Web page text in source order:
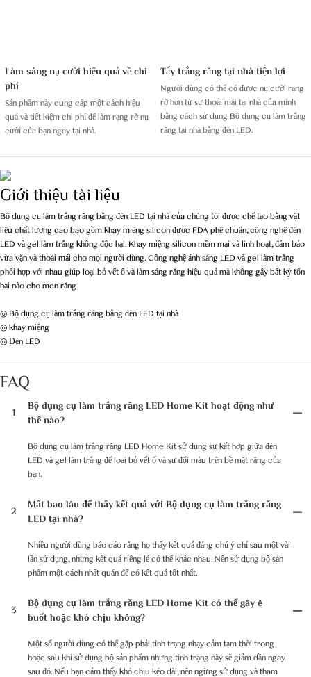
Làm sáng nụ cười hiệu quả về chi
phí
Sản phẩm này cung cấp một cách hiệu
quả và tiết kiệm chi phí để làm rạng rỡ nụ
cười của bạn ngay tại nhà.
Tẩy trắng răng tại nhà tiện lợi
Người dùng có thể có được nụ cười rạng
rỡ hơn từ sự thoải mái tại nhà của mình
bằng cách sử dụng Bộ dụng cụ làm trắng
răng tại nhà bằng đèn LED.
Giới thiệu tài liệu
Bộ dụng cụ làm trắng răng bằng đèn LED tại nhà của chúng tôi được chế tạo bằng vật
liệu chất lượng cao bao gồm khay miệng silicon được FDA phê chuẩn, công nghệ đèn
LED và gel làm trắng không độc hại. Khay miệng silicon mềm mại và linh hoạt, đảm bảo
vừa vặn và thoải mái cho mọi người dùng. Công nghệ ánh sáng LED và gel làm trắng
phối hợp với nhau giúp loại bỏ vết ố và làm sáng răng hiệu quả mà không gây bất kỳ tổn
hại nào cho men răng.
◎ Bộ dụng cụ làm trắng răng bằng đèn LED tại nhà
◎ khay miệng
◎ Đèn LED
FAQ
1
Bộ dụng cụ làm trắng răng LED Home Kit hoạt động như
thế nào?
Bộ dụng cụ làm trắng răng LED Home Kit sử dụng sự kết hợp giữa đèn
LED và gel làm trắng để loại bỏ vết ố và sự đổi màu trên bề mặt răng của
bạn.
2
Mất bao lâu để thấy kết quả với Bộ dụng cụ làm trắng răng
LED tại nhà?
Nhiều người dùng báo cáo rằng họ thấy kết quả đáng chú ý chỉ sau một vài
lần sử dụng, nhưng kết quả riêng lẻ có thể khác nhau. Nên sử dụng bộ sản
phẩm một cách nhất quán để có kết quả tốt nhất.
3
Bộ dụng cụ làm trắng răng LED Home Kit có thể gây ê
buốt hoặc khó chịu không?
Một số người dùng có thể gặp phải tình trạng nhạy cảm tạm thời trong
hoặc sau khi sử dụng bộ sản phẩm nhưng tình trạng này sẽ giảm dần ngay
sau đó. Nếu bạn cảm thấy khó chịu kéo dài, nên ngừng sử dụng và tham